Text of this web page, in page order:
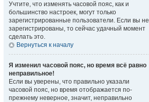
Учтите, что изменять часовой пояс, как и
большинство настроек, могут только
зарегистрированные пользователи. Если вы не
зарегистрированы, то сейчас удачный момент
сделать это.
Вернуться к началу
Я изменил часовой пояс, но время всё равно
неправильное!
Если вы уверены, что правильно указали
часовой пояс, но время отображается по-
прежнему неверное, значит, неправильно